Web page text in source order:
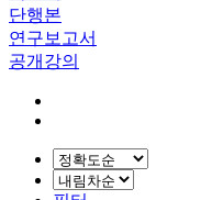
단행본
연구보고서
공개강의